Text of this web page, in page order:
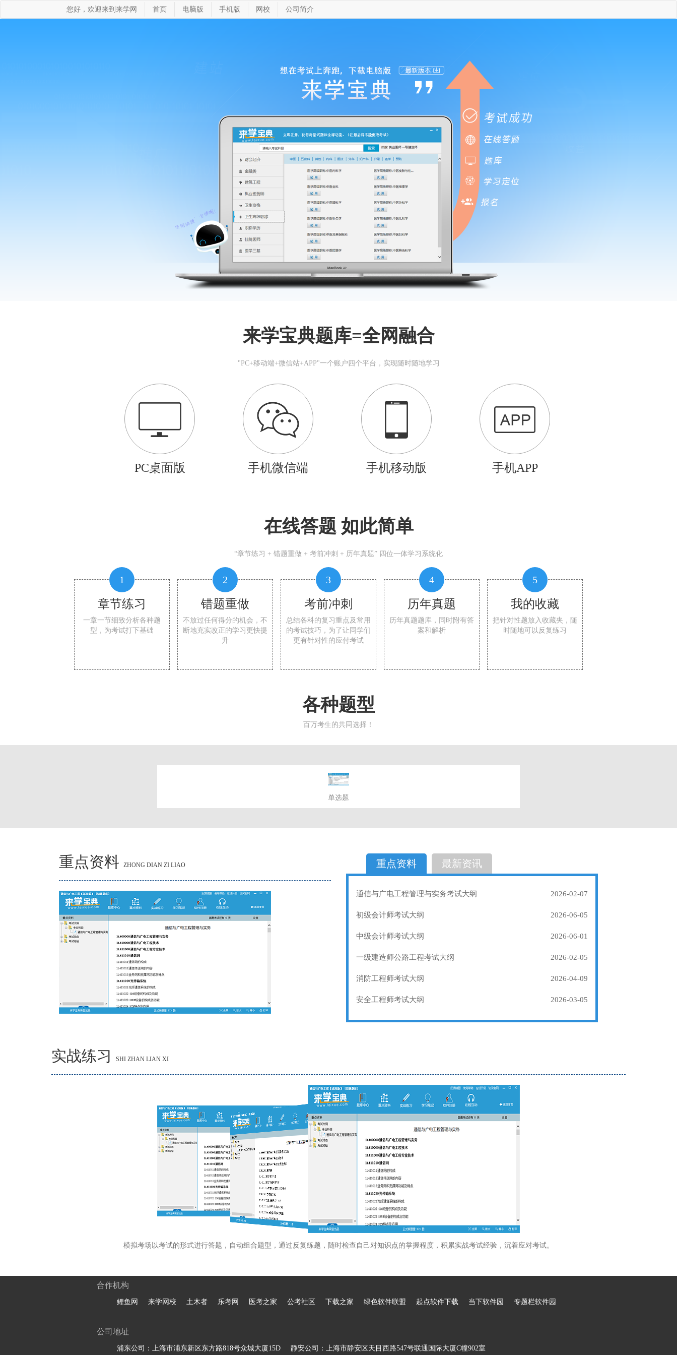
您好，欢迎来到来学网 首页 电脑版 手机版 网校 公司简介
来学宝典题库=全网融合
"PC+移动端+微信站+APP"一个账户四个平台，实现随时随地学习
PC桌面版 手机微信端 手机移动版 手机APP
在线答题 如此简单
“章节练习 + 错题重做 + 考前冲刺 + 历年真题” 四位一体学习系统化
1
章节练习
一章一节细致分析各种题
型，为考试打下基础
2
错题重做
不放过任何得分的机会，不
断地充实改正的学习更快提
升
3
考前冲刺
总结各科的复习重点及常用
的考试技巧，为了让同学们
更有针对性的应付考试
4
历年真题
历年真题题库，同时附有答
案和解析
5
我的收藏
把针对性题放入收藏夹，随
时随地可以反复练习
各种题型
百万考生的共同选择！
单选题
选择题
重点资料 ZHONG DIAN ZI LIAO 重点资料 最新资讯
通信与广电工程管理与实务考试大纲 2026-02-07
初级会计师考试大纲 2026-06-05
中级会计师考试大纲 2026-06-01
一级建造师公路工程考试大纲 2026-02-05
消防工程师考试大纲 2026-04-09
安全工程师考试大纲 2026-03-05
实战练习 SHI ZHAN LIAN XI
模拟考场以考试的形式进行答题，自动组合题型，通过反复练题，随时检查自己对知识点的掌握程度，积累实战考试经验，沉着应对考试。
合作机构
鲤鱼网 来学网校 土木者 乐考网 医考之家 公考社区 下载之家 绿色软件联盟 起点软件下载 当下软件园 专题栏软件园
公司地址
浦东公司：上海市浦东新区东方路818号众城大厦15D 静安公司：上海市静安区天目西路547号联通国际大厦C幢902室